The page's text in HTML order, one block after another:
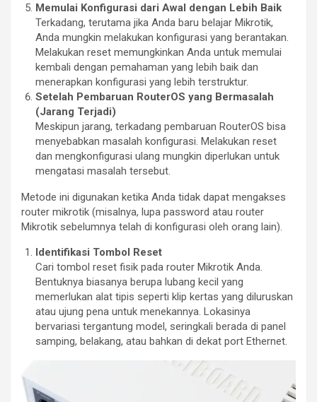
Memulai Konfigurasi dari Awal dengan Lebih Baik
Terkadang, terutama jika Anda baru belajar Mikrotik,
Anda mungkin melakukan konfigurasi yang berantakan.
Melakukan reset memungkinkan Anda untuk memulai
kembali dengan pemahaman yang lebih baik dan
menerapkan konfigurasi yang lebih terstruktur.
Setelah Pembaruan RouterOS yang Bermasalah
(Jarang Terjadi)
Meskipun jarang, terkadang pembaruan RouterOS bisa
menyebabkan masalah konfigurasi. Melakukan reset
dan mengkonfigurasi ulang mungkin diperlukan untuk
mengatasi masalah tersebut.
Metode ini digunakan ketika Anda tidak dapat mengakses
router mikrotik (misalnya, lupa password atau router
Mikrotik sebelumnya telah di konfigurasi oleh orang lain).
Identifikasi Tombol Reset
Cari tombol reset fisik pada router Mikrotik Anda.
Bentuknya biasanya berupa lubang kecil yang
memerlukan alat tipis seperti klip kertas yang diluruskan
atau ujung pena untuk menekannya. Lokasinya
bervariasi tergantung model, seringkali berada di panel
samping, belakang, atau bahkan di dekat port Ethernet.